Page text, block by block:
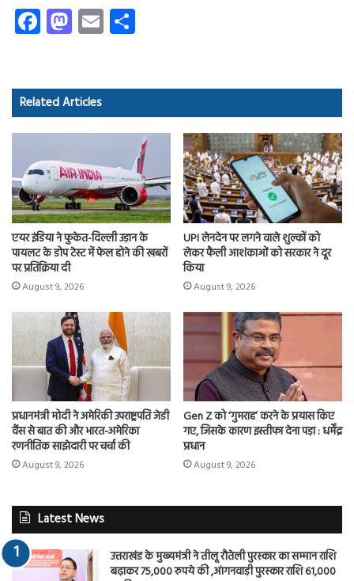
Fa
ce
o
ok
M
as
d
o
E
m
Related Articles
एयर इंडिया ने फुकेत-दिल्ली उड़ान के
पायलट के डोप टेस्ट में फेल होने की खबरों
पर प्रतिक्रिया दी
August 9, 2026
UPI लेनदेन पर लगने वाले शुल्कों को
लेकर फैली आशंकाओं को सरकार ने दूर
किया
August 9, 2026
प्रधानमंत्री मोदी ने अमेरिकी उपराष्ट्रपति जेडी
वैंस से बात की और भारत-अमेरिका
रणनीतिक साझेदारी पर चर्चा की
August 9, 2026
Gen Z को ‘गुमराह’ करने के प्रयास किए
गए, जिसके कारण इस्तीफा देना पड़ा : धर्मेंद्र
प्रधान
August 9, 2026
Latest News
उत्तराखंड के मुख्यमंत्री ने तीलू रौतेली पुरस्कार का सम्मान राशि
बढ़ाकर 75,000 रुपये की ,आंगनवाड़ी पुरस्कार राशि 61,000